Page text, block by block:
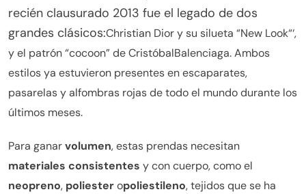
recién clausurado 2013 fue el legado de dos
grandes clásicos:Christian Diory su silueta “New Look“‘,
y el patrón “cocoon” de CristóbalBalenciaga. Ambos
estilos ya estuvieron presentes en escaparates,
pasarelas y alfombras rojas de todo el mundo durante los
últimos meses.
Para ganarvolumen, estas prendas necesitan
materiales consistentes y con cuerpo, como el
neopreno, poliesteropoliestileno, tejidos que se ha